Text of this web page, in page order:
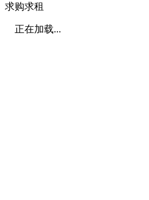
求购求租
正在加载...